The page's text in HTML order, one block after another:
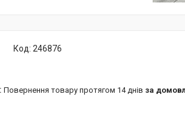
Код: 246876
повернення товару протягом 14 днів за